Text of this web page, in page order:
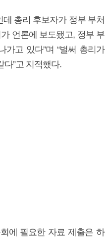
데 총리 후보자가 정부 부처
언론에 보도됐고, 정부 부
가고 있다”며 “벌써 총리가
다”고 지적했다.
에 필요한 자료 제출은 하